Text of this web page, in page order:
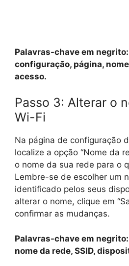
Palavras-chave em
configuração, página,
acesso.
Passo 3: Alterar o
Wi-Fi
Na página de configuração
localize a opção “Nome da
o nome da sua rede para o
Lembre-se de escolher um
identificado pelos seus
alterar o nome, clique em
confirmar as mudanças.
Palavras-chave em
nome da rede, SSID,